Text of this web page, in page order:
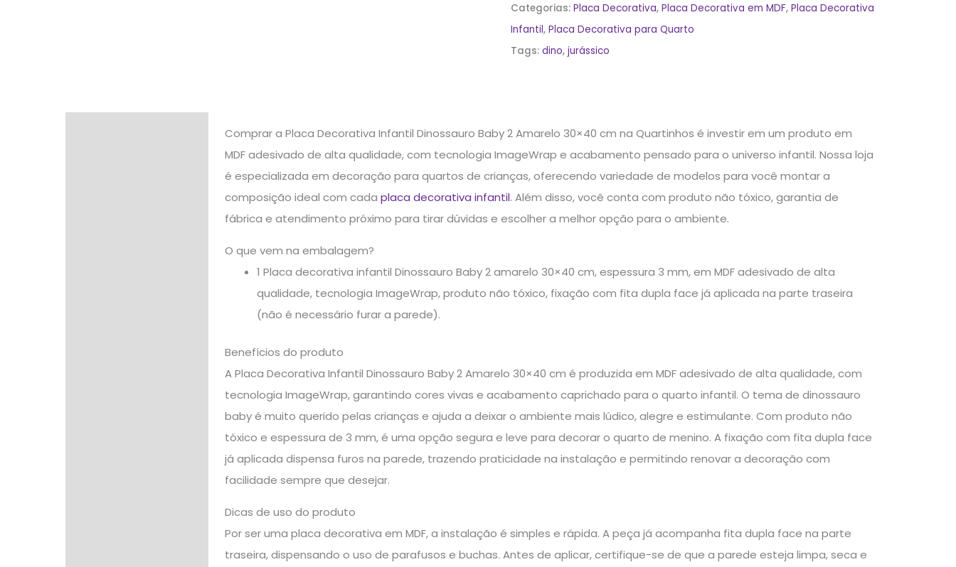
Categorias:Placa Decorativa,Placa Decorativa em MDF,Placa Decorativa
Infantil,Placa Decorativa para Quarto
Tags:dino,jurássico
Comprar a Placa Decorativa Infantil Dinossauro Baby 2 Amarelo 30×40 cm na Quartinhos é investir em um produto em
MDF adesivado de alta qualidade, com tecnologia ImageWrap e acabamento pensado para o universo infantil. Nossa loja
é especializada em decoração para quartos de crianças, oferecendo variedade de modelos para você montar a
composição ideal com cada placa decorativa infantil. Além disso, você conta com produto não tóxico, garantia de
fábrica e atendimento próximo para tirar dúvidas e escolher a melhor opção para o ambiente.
O que vem na embalagem?
1 Placa decorativa infantil Dinossauro Baby 2 amarelo 30×40 cm, espessura 3 mm, em MDF adesivado de alta
qualidade, tecnologia ImageWrap, produto não tóxico, fixação com fita dupla face já aplicada na parte traseira
(não é necessário furar a parede).
Benefícios do produto
A Placa Decorativa Infantil Dinossauro Baby 2 Amarelo 30×40 cm é produzida em MDF adesivado de alta qualidade, com
tecnologia ImageWrap, garantindo cores vivas e acabamento caprichado para o quarto infantil. O tema de dinossauro
baby é muito querido pelas crianças e ajuda a deixar o ambiente mais lúdico, alegre e estimulante. Com produto não
tóxico e espessura de 3 mm, é uma opção segura e leve para decorar o quarto de menino. A fixação com fita dupla face
já aplicada dispensa furos na parede, trazendo praticidade na instalação e permitindo renovar a decoração com
facilidade sempre que desejar.
Dicas de uso do produto
Por ser uma placa decorativa em MDF, a instalação é simples e rápida. A peça já acompanha fita dupla face na parte
traseira, dispensando o uso de parafusos e buchas. Antes de aplicar, certifique-se de que a parede esteja limpa, seca e